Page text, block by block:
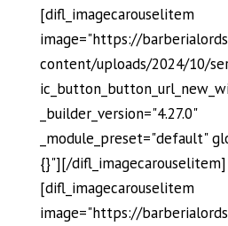
[difl_imagecarouselitem
image="https://
content/uploads/2024/10/
_builder_version="4.27.0"
_module_preset="default"
{}"][/difl_imagecarouselitem]
[difl_imagecarouselitem
image="https://